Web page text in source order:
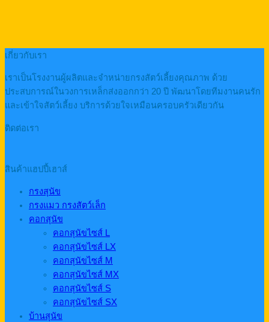
เกี่ยวกับเรา
เราเป็นโรงงานผู้ผลิตและจำหน่ายกรงสัตว์เลี้ยงคุณภาพ ด้วย
ประสบการณ์ในวงการเหล็กส่งออกกว่า 20 ปี พัฒนาโดยทีมงานคนรัก
และเข้าใจสัตว์เลี้ยง บริการด้วยใจเหมือนครอบครัวเดียวกัน
ติดต่อเรา
สินค้าแฮปปี้เฮาส์
กรงสุนัข
กรงแมว กรงสัตว์เล็ก
คอกสุนัข
คอกสุนัขไซส์ L
คอกสุนัขไซส์ LX
คอกสุนัขไซส์ M
คอกสุนัขไซส์ MX
คอกสุนัขไซส์ S
คอกสุนัขไซส์ SX
บ้านสุนัข